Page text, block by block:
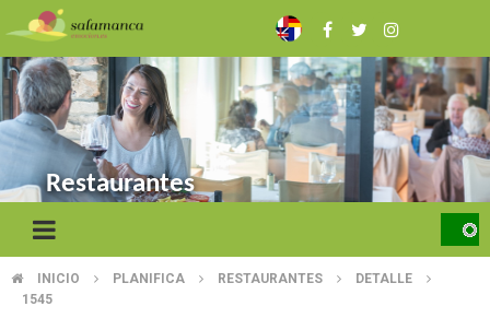
to
main
content
Restaurantes
BREADCRUMB
INICIO PLANIFICA RESTAURANTES
DETALLE
1545